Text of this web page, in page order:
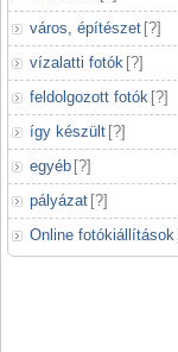
város, építészet [?]
vízalatti fotók [?]
feldolgozott fotók [?]
így készült [?]
egyéb [?]
pályázat [?]
Online fotókiállítások